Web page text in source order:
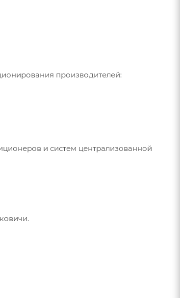
производителей:
и систем централизованной